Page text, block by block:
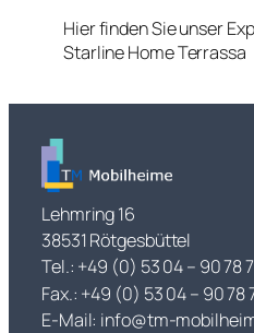
Hier finden Sie unser
Starline Home Terrassa
Lehmring 16
38531 Rötgesbüttel
Tel.: +49 (0) 53 04 – 90 78
Fax.: +49 (0) 53 04 – 90 78
E-Mail: info@tm-